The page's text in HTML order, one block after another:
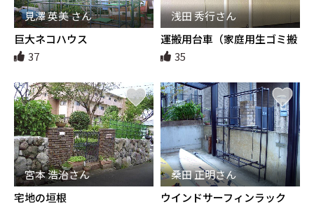
見澤 英美 さん
巨大ネコハウス
37
浅田 秀行さん
運搬用台車（家庭用生ゴミ搬
出用）
35
宮本 浩治さん
宅地の垣根
桑田 正明さん
ウインドサーフィンラック